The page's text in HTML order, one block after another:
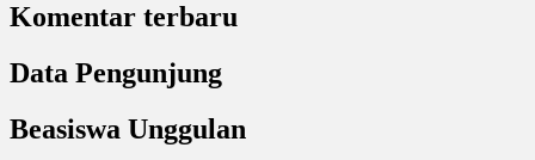
Komentar terbaru
Data Pengunjung
Beasiswa Unggulan